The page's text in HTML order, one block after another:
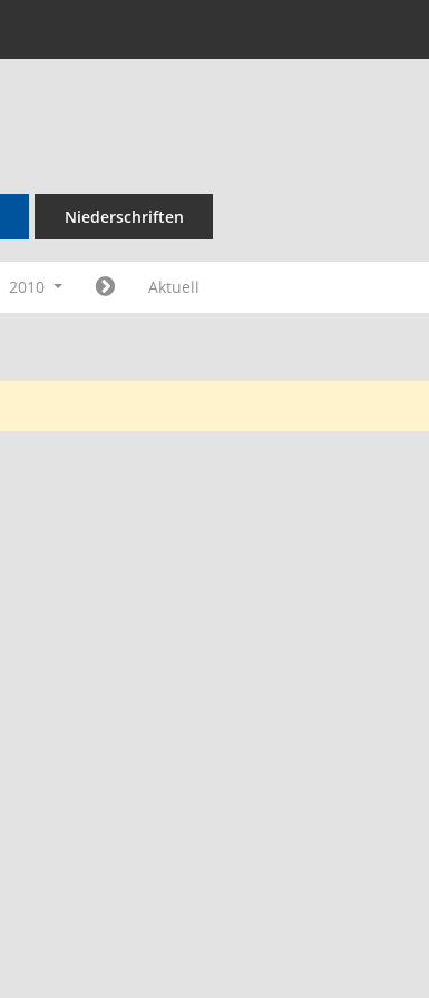
Niederschriften
2010 Aktuell